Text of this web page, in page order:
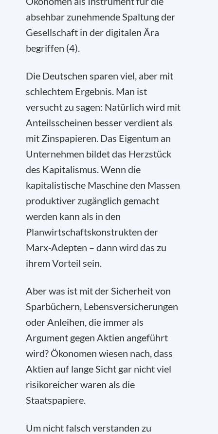
absehbar zunehmende Spaltung der
Gesellschaft in der digitalen Ära
begriffen (4).
Die Deutschen sparen viel, aber mit
schlechtem Ergebnis. Man ist
versucht zu sagen: Natürlich wird mit
Anteilsscheinen besser verdient als
mit Zinspapieren. Das Eigentum an
Unternehmen bildet das Herzstück
des Kapitalismus. Wenn die
kapitalistische Maschine den Massen
produktiver zugänglich gemacht
werden kann als in den
Planwirtschaftskonstrukten der
Marx-Adepten – dann wird das zu
ihrem Vorteil sein.
Aber was ist mit der Sicherheit von
Sparbüchern, Lebensversicherungen
oder Anleihen, die immer als
Argument gegen Aktien angeführt
wird? Ökonomen wiesen nach, dass
Aktien auf lange Sicht gar nicht viel
risikoreicher waren als die
Staatspapiere.
Um nicht falsch verstanden zu